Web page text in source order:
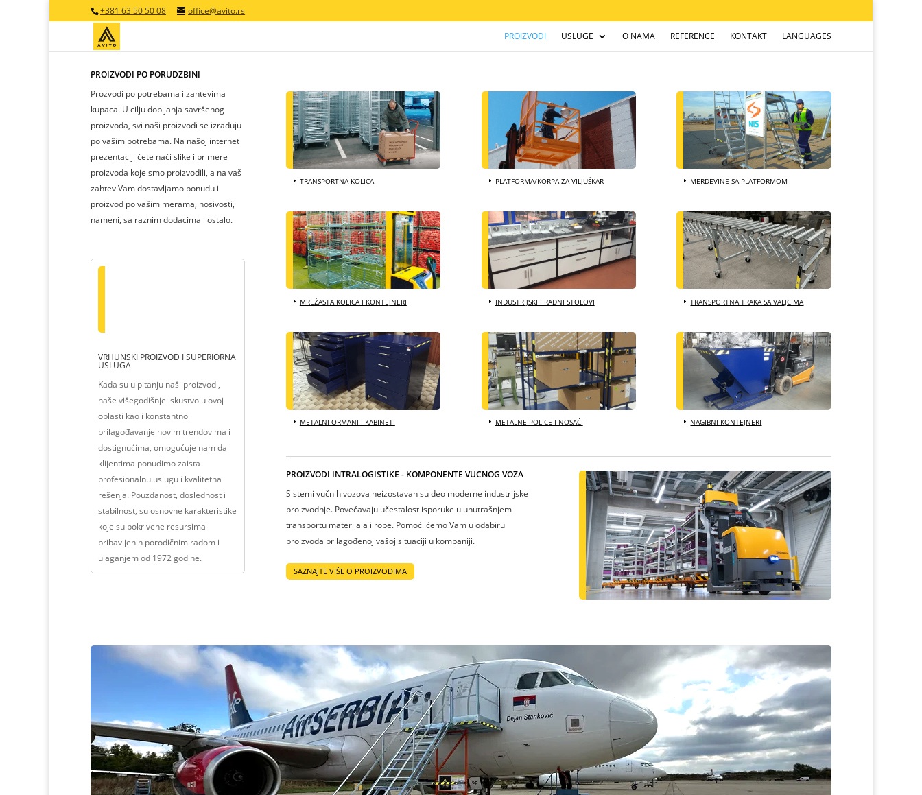
+381 63 50 50 08 office@avito.rs
PROIZVODI USLUGE O NAMA REFERENCE KONTAKT LANGUAGES
PROIZVODI PO PORUDŽBINI
Prozvodi po potrebama i zahtevima
kupaca. U cilju dobijanja savršenog
proizvoda, svi naši proizvodi se izrađuju
po vašim potrebama. Na našoj internet
prezentaciji ćete naći slike i primere
proizvoda koje smo proizvodili, a na vaš
zahtev Vam dostavljamo ponudu i
proizvod po vašim merama, nosivosti,
nameni, sa raznim dodacima i ostalo.
VRHUNSKI PROIZVOD I SUPERIORNA
USLUGA
Kada su u pitanju naši proizvodi,
naše višegodišnje iskustvo u ovoj
oblasti kao i konstantno
prilagođavanje novim trendovima i
dostignućima, omogućuje nam da
klijentima ponudimo zaista
profesionalnu uslugu i kvalitetna
rešenja. Pouzdanost, doslednost i
stabilnost, su osnovne karakteristike
koje su pokrivene resursima
pribavljenih porodičnim radom i
ulaganjem od 1972 godine.
TRANSPORTNA KOLICA
MREŽASTA KOLICA I KONTEJNERI
PLATFORMA/KORPA ZA VILJUŠKAR
INDUSTRIJSKI I RADNI STOLOVI
MERDEVINE SA PLATFORMOM
TRANSPORTNA TRAKA SA VALJCIMA
METALNI ORMANI I KABINETI METALNE POLICE I NOSAČI NAGIBNI KONTEJNERI
PROIZVODI INTRALOGISTIKE - KOMPONENTE VUČNOG VOZA
Sistemi vučnih vozova neizostavan su deo moderne industrijske
proizvodnje. Povećavaju učestalost isporuke u unutrašnjem
transportu materijala i robe. Pomoći ćemo Vam u odabiru
proizvoda prilagođenoj vašoj situaciji u kompaniji.
SAZNAJTE VIŠE O PROIZVODIMA